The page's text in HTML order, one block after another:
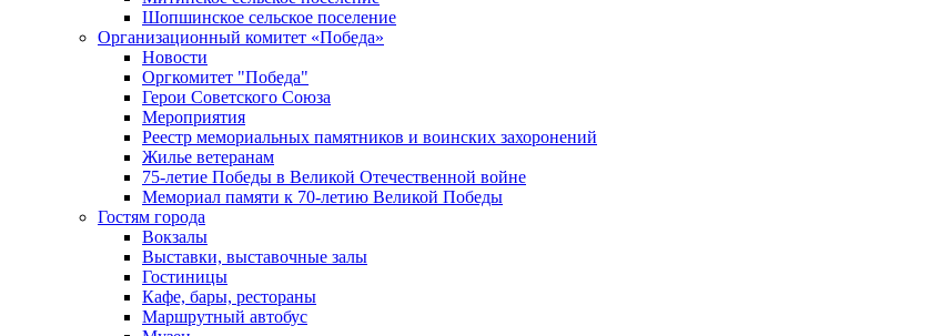
Шопшинское сельское поселение
Организационный комитет «Победа»
Новости
Оргкомитет "Победа"
Герои Советского Союза
Мероприятия
Реестр мемориальных памятников и воинских захоронений
Жилье ветеранам
75-летие Победы в Великой Отечественной войне
Мемориал памяти к 70-летию Великой Победы
Гостям города
Вокзалы
Выставки, выставочные залы
Гостиницы
Кафе, бары, рестораны
Маршрутный автобус